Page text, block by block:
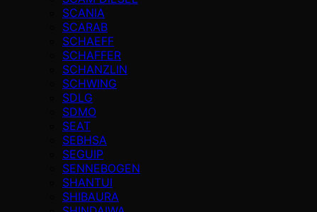
SCANIA
SCARAB
SCHAEFF
SCHAFFER
SCHANZLIN
SCHWING
SDLG
SDMO
SEAT
SEBHSA
SEGUIP
SENNEBOGEN
SHANTUI
SHIBAURA